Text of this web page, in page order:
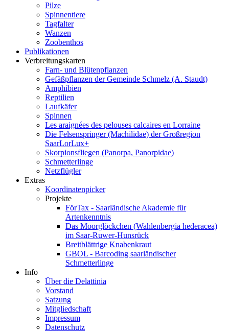
Pilze
Spinnentiere
Tagfalter
Wanzen
Zoobenthos
Publikationen
Verbreitungskarten
Farn- und Blütenpflanzen
Gefäßpflanzen der Gemeinde Schmelz (A. Staudt)
Amphibien
Reptilien
Laufkäfer
Spinnen
Les araignées des pelouses calcaires en Lorraine
Die Felsenspringer (Machilidae) der Großregion
SaarLorLux+
Skorpionsfliegen (Panorpa, Panorpidae)
Schmetterlinge
Netzflügler
Extras
Koordinatenpicker
Projekte
FörTax - Saarländische Akademie für
Artenkenntnis
Das Moorglöckchen (Wahlenbergia hederacea)
im Saar-Ruwer-Hunsrück
Breitblättrige Knabenkraut
GBOL - Barcoding saarländischer
Schmetterlinge
Info
Über die Delattinia
Vorstand
Satzung
Mitgliedschaft
Impressum
Datenschutz